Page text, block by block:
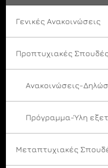
Γενικές Ανακοινώσεις
Προπτυχιακές Σπουδές
Ανακοινώσεις-
Πρόγραμμα-Ύλη
Μεταπτυχιακές